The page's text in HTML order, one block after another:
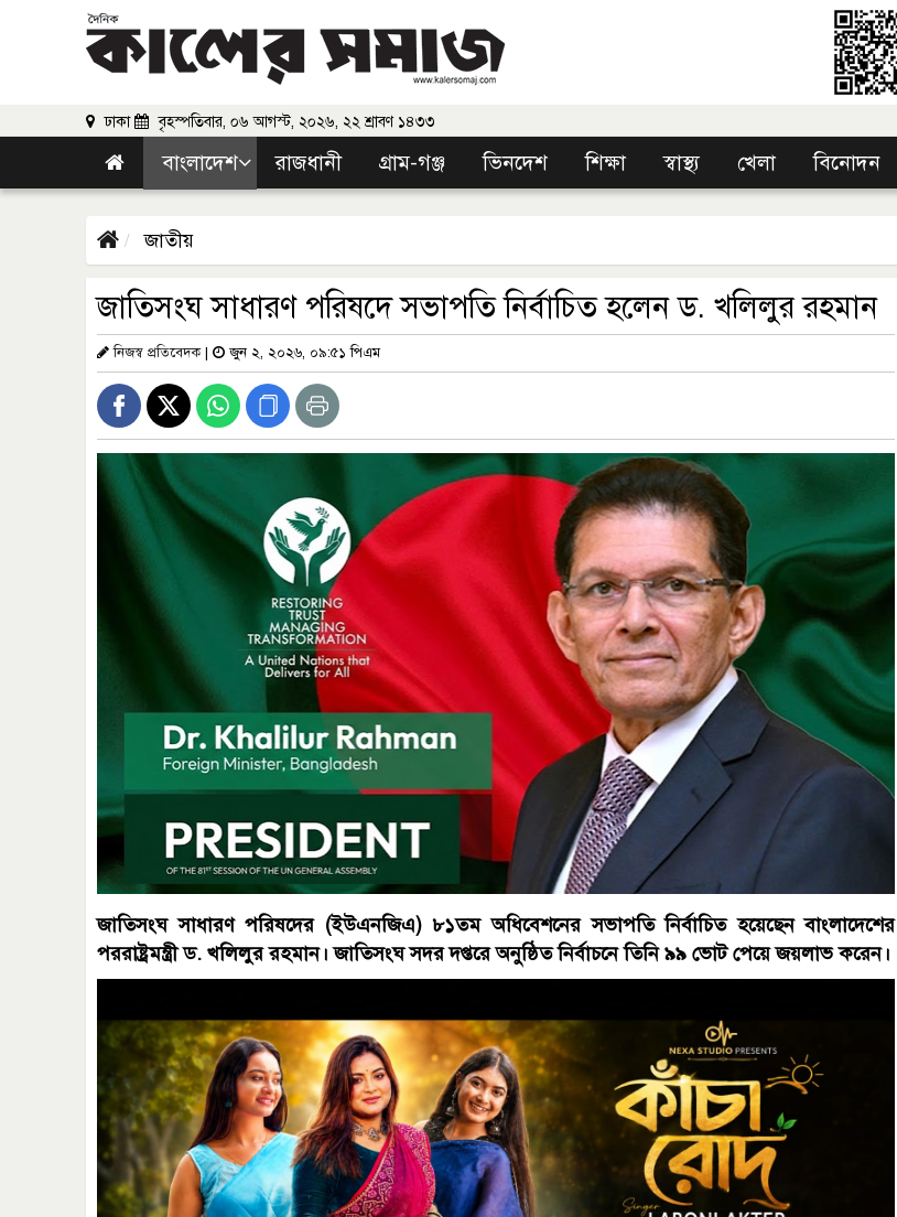
ঢাকা বৃহস্পতিবার, ০৬ আগস্ট, ২০২৬, ২২ শ্রাবণ ১৪৩৩
বাংলাদেশ রাজধানী গ্রাম-গঞ্জ ভিনদেশ শিক্ষা স্বাস্থ্য খেলা বিনোদন
জাতীয়
জাতিসংঘ সাধারণ পরিষদে সভাপতি নির্বাচিত হলেন ড. খলিলুর রহমান
নিজস্ব প্রতিবেদক| জুন ২, ২০২৬, ০৯:৫১ পিএম
জাতিসংঘ সাধারণ পরিষদের (ইউএনজিএ) ৮১তম অধিবেশনের সভাপতি নির্বাচিত হয়েছেন বাংলাদেশের
পররাষ্ট্রমন্ত্রী ড. খলিলুর রহমান। জাতিসংঘ সদর দপ্তরে অনুষ্ঠিত নির্বাচনে তিনি ৯৯ ভোট পেয়ে জয়লাভ করেন।